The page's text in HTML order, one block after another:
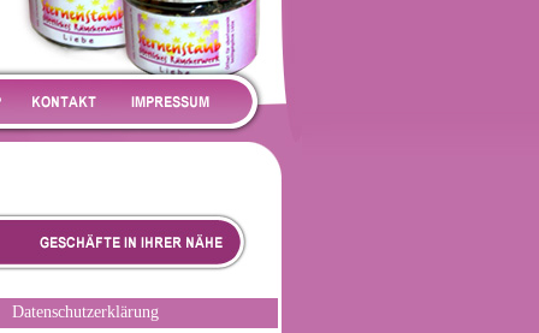
Datenschutzerklärung